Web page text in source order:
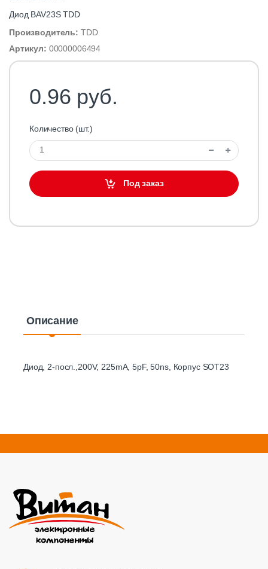
Диод BAV23S TDD
Производитель: TDD
Артикул: 00000006494
0.96 руб.
Количество (шт.)
Под заказ
Описание
Диод, 2-посл.,200V, 225mA, 5pF, 50ns, Корпус SOT23